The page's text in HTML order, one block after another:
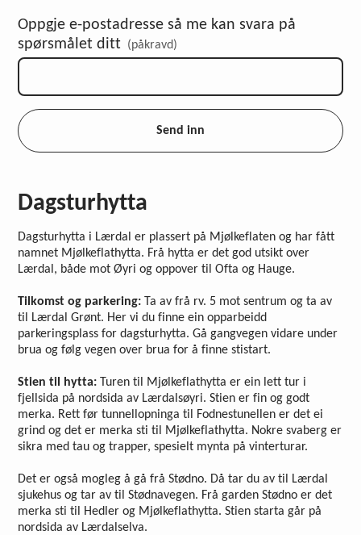
Oppgje e-postadresse så me kan svara på
spørsmålet ditt (påkravd)
Send inn
Dagsturhytta
Dagsturhytta i Lærdal er plassert på Mjølkeflaten og har fått
namnet Mjølkeflathytta. Frå hytta er det god utsikt over
Lærdal, både mot Øyri og oppover til Ofta og Hauge.
Tilkomst og parkering: Ta av frå rv. 5 mot sentrum og ta av
til Lærdal Grønt. Her vi du finne ein opparbeidd
parkeringsplass for dagsturhytta. Gå gangvegen vidare under
brua og følg vegen over brua for å finne stistart.
Stien til hytta: Turen til Mjølkeflathytta er ein lett tur i
fjellsida på nordsida av Lærdalsøyri. Stien er fin og godt
merka. Rett før tunnellopninga til Fodnestunellen er det ei
grind og det er merka sti til Mjølkeflathytta. Nokre svaberg er
sikra med tau og trapper, spesielt mynta på vinterturar.
Det er også mogleg å gå frå Stødno. Då tar du av til Lærdal
sjukehus og tar av til Stødnavegen. Frå garden Stødno er det
merka sti til Hedler og Mjølkeflathytta. Stien starta går på
nordsida av Lærdalselva.